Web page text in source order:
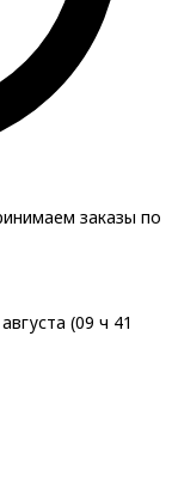
заказы по
(09 ч 41